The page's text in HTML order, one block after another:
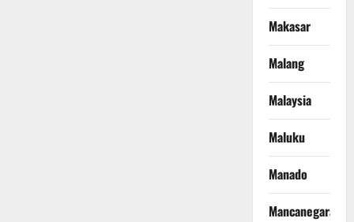
Makasar
Malang
Malaysia
Maluku
Manado
Mancanegara